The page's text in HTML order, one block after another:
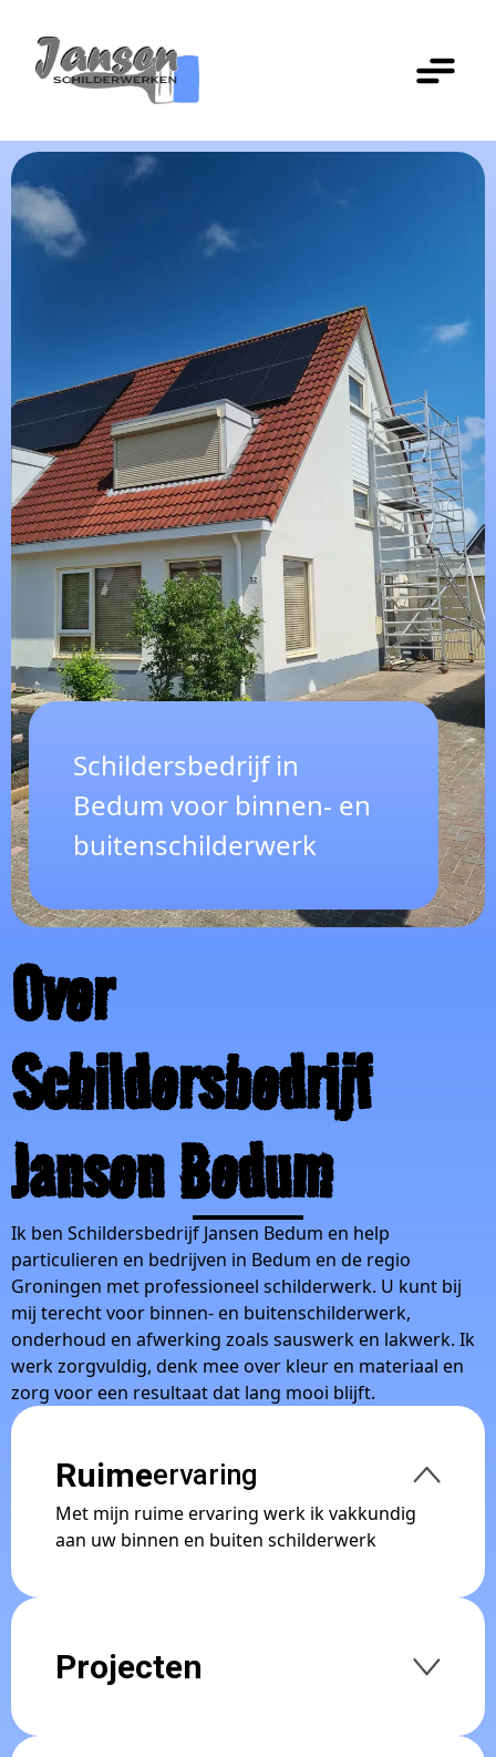
Schildersbedrijf in
Bedum voor binnen- en
buitenschilderwerk
Over
Schildersbedrijf
Jansen Bedum
Ik ben Schildersbedrijf Jansen Bedum en help
particulieren en bedrijven in Bedum en de regio
Groningen met professioneel schilderwerk. U kunt bij
mij terecht voor binnen- en buitenschilderwerk,
onderhoud en afwerking zoals sauswerk en lakwerk. Ik
werk zorgvuldig, denk mee over kleur en materiaal en
zorg voor een resultaat dat lang mooi blijft.
Ruimeervaring
Met mijn ruime ervaring werk ik vakkundig
aan uw binnen en buiten schilderwerk
Projecten